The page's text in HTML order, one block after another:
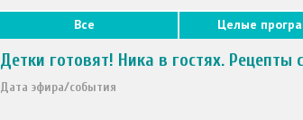
Все Целые
Детки готовят! Ника в гостях. Рецепты
Дата эфира/события